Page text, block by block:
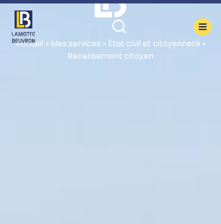
principal
Accueil » Mes services » État civil et citoyenneté »
Recensement citoyen